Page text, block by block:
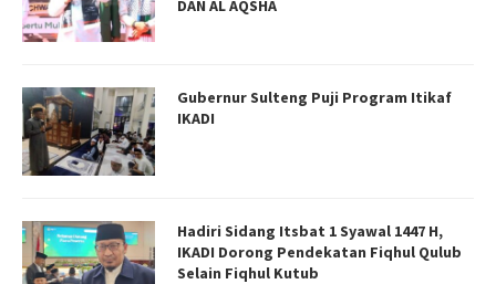
DAN AL AQSHA
Gubernur Sulteng Puji Program Itikaf
IKADI
Hadiri Sidang Itsbat 1 Syawal 1447 H,
IKADI Dorong Pendekatan Fiqhul Qulub
Selain Fiqhul Kutub